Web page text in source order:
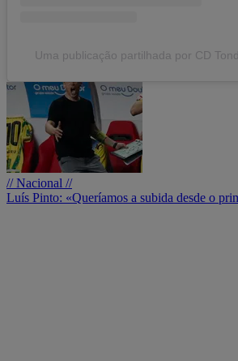
Uma publicação partilhada por CD
// Nacional //
Luís Pinto: «Queríamos a subida desde o